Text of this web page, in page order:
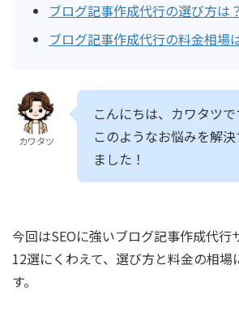
ブログ記事作成代行の選び方は？
ブログ記事作成代行の料金相場
カワタツ
こんにちは、カワタツで
このようなお悩みを解
ました！
今回はSEOに強いブログ記事作成代行
12選にくわえて、選び方と料金の相場
す。